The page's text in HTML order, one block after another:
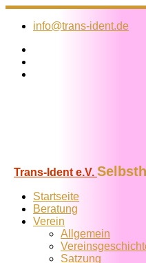
Zum
Inhalt
info@trans-ident.de
Trans-Ident e.V.
Startseite
Beratung
Verein
Allgemein
Satzung